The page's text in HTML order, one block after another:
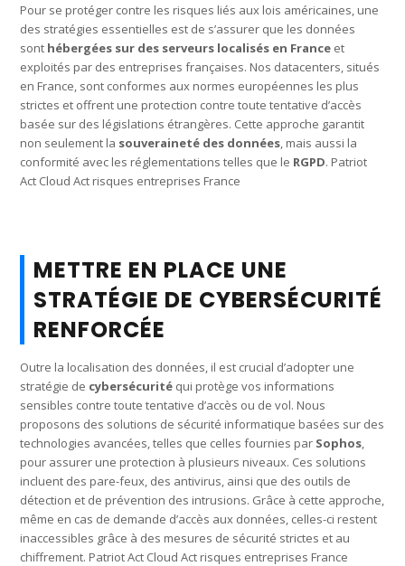
Pour se protéger contre les risques liés aux lois américaines, une
des stratégies essentielles est de s’assurer que les données
sont hébergées sur des serveurs localisés en France et
exploités par des entreprises françaises. Nos datacenters, situés
en France, sont conformes aux normes européennes les plus
strictes et offrent une protection contre toute tentative d’accès
basée sur des législations étrangères. Cette approche garantit
non seulement la souveraineté des données, mais aussi la
conformité avec les réglementations telles que le RGPD. Patriot
Act Cloud Act risques entreprises France
METTRE EN PLACE UNE
STRATÉGIE DE CYBERSÉCURITÉ
RENFORCÉE
Outre la localisation des données, il est crucial d’adopter une
stratégie de cybersécurité qui protège vos informations
sensibles contre toute tentative d’accès ou de vol. Nous
proposons des solutions de sécurité informatique basées sur des
technologies avancées, telles que celles fournies par Sophos,
pour assurer une protection à plusieurs niveaux. Ces solutions
incluent des pare-feux, des antivirus, ainsi que des outils de
détection et de prévention des intrusions. Grâce à cette approche,
même en cas de demande d’accès aux données, celles-ci restent
inaccessibles grâce à des mesures de sécurité strictes et au
chiffrement. Patriot Act Cloud Act risques entreprises France